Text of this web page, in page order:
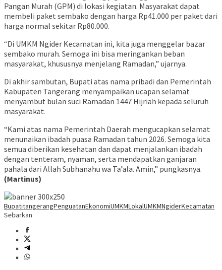
Pangan Murah (GPM) di lokasi kegiatan. Masyarakat dapat
membeli paket sembako dengan harga Rp41.000 per paket dari
harga normal sekitar Rp80.000.
“Di UMKM Ngider Kecamatan ini, kita juga menggelar bazar
sembako murah. Semoga ini bisa meringankan beban
masyarakat, khususnya menjelang Ramadan,” ujarnya.
Di akhir sambutan, Bupati atas nama pribadi dan Pemerintah
Kabupaten Tangerang menyampaikan ucapan selamat
menyambut bulan suci Ramadan 1447 Hijriah kepada seluruh
masyarakat.
“Kami atas nama Pemerintah Daerah mengucapkan selamat
menunaikan ibadah puasa Ramadan tahun 2026. Semoga kita
semua diberikan kesehatan dan dapat menjalankan ibadah
dengan tenteram, nyaman, serta mendapatkan ganjaran
pahala dari Allah Subhanahu wa Ta’ala. Amin,” pungkasnya.
(Martinus)
BupatitangerangPenguatanEkonomiUMKMLokalUMKMNgiderKecamatan
Sebarkan